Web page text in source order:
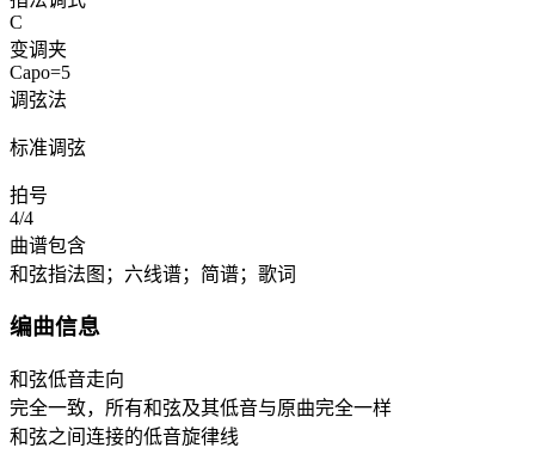
C
变调夹
Capo=5
调弦法
标准调弦
拍号
4/4
曲谱包含
和弦指法图；六线谱；简谱；歌词
编曲信息
和弦低音走向
完全一致，所有和弦及其低音与原曲完全一样
和弦之间连接的低音旋律线